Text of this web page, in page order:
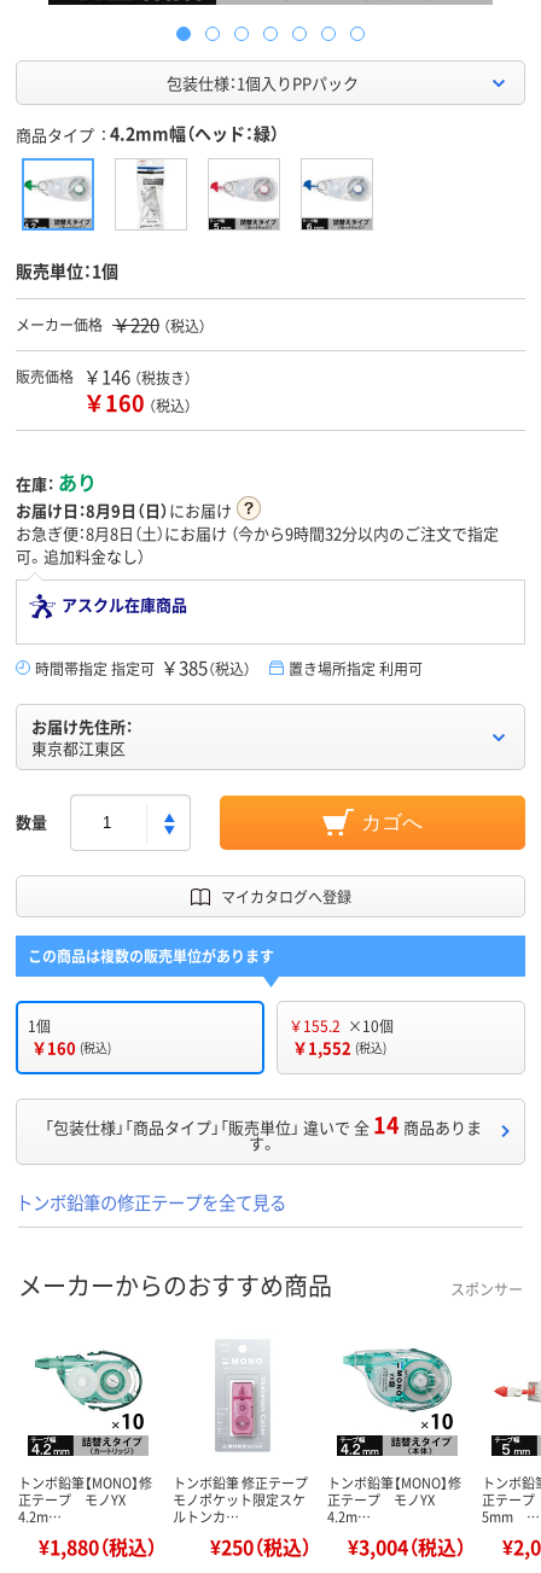
包装仕様：1個入りPPパック
商品タイプ 4.2mm幅（ヘッド：緑）
販売単位：1個
メーカー価格 ￥220 （税込）
販売価格 ￥146 （税抜き）
￥160 （税込）
在庫： あり
お届け日：8月9日（日）にお届け
お急ぎ便：8月8日（土）にお届け （今から9時間32分以内のご注文で指定
可。追加料金なし）
アスクル在庫商品
時間帯指定 指定可 ￥385（税込） 置き場所指定 利用可
お届け先住所：
東京都江東区
数量 カゴへ
マイカタログへ登録
この商品は複数の販売単位があります
1個
￥160 (税込)
￥155.2 ×10個
￥1,552 (税込)
「包装仕様」「商品タイプ」「販売単位」 違いで 全 14 商品ありま
す。
トンボ鉛筆の修正テープを全て見る
メーカーからのおすすめ商品 スポンサー
トンボ鉛筆【MONO】修
正テープ モノYX
4.2m…
¥1,880（税込）
トンボ鉛筆 修正テープ
モノポケット限定スケ
ルトンカ…
¥250（税込）
トンボ鉛筆【MONO】修
正テープ モノYX
4.2m…
¥3,004（税込）
トンボ鉛
正テー
5mm …